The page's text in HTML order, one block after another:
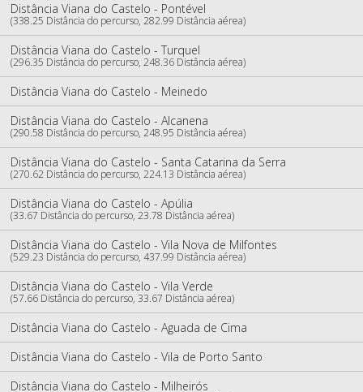
Distância Viana do Castelo - Pontével
(338.25 Distância do percurso, 282.99 Distância aérea)
Distância Viana do Castelo - Turquel
(296.35 Distância do percurso, 248.36 Distância aérea)
Distância Viana do Castelo - Meinedo
Distância Viana do Castelo - Alcanena
(290.58 Distância do percurso, 248.95 Distância aérea)
Distância Viana do Castelo - Santa Catarina da Serra
(270.62 Distância do percurso, 224.13 Distância aérea)
Distância Viana do Castelo - Apúlia
(33.67 Distância do percurso, 23.78 Distância aérea)
Distância Viana do Castelo - Vila Nova de Milfontes
(529.23 Distância do percurso, 437.99 Distância aérea)
Distância Viana do Castelo - Vila Verde
(57.66 Distância do percurso, 33.67 Distância aérea)
Distância Viana do Castelo - Aguada de Cima
Distância Viana do Castelo - Vila de Porto Santo
Distância Viana do Castelo - Milheirós